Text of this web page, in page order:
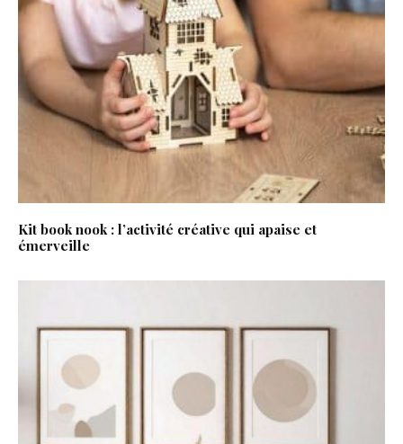
Kit book nook : l’activité créative qui apaise et
émerveille